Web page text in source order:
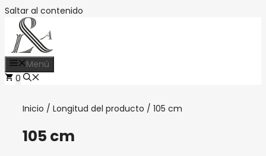
Saltar al contenido
Menú
0
Inicio / Longitud del producto / 105 cm
105 cm